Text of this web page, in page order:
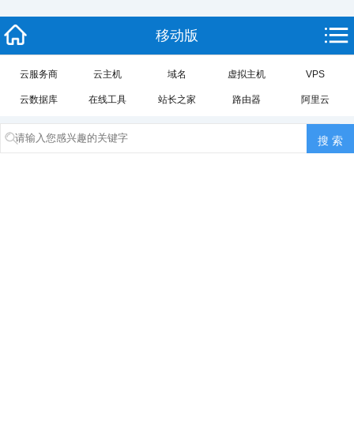
移动版
云服务商 云主机 域名 虚拟主机 VPS
云数据库 在线工具 站长之家 路由器 阿里云